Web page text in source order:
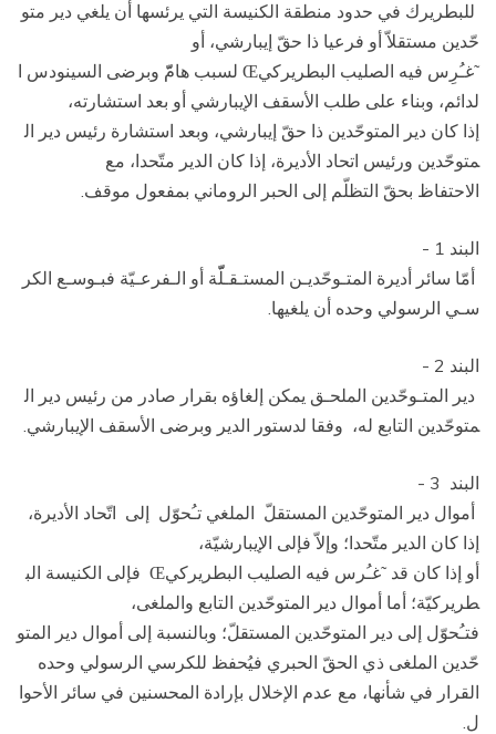
للبطريرك في حدود منطقة الكنيسة التي يرئسها أن يلغي دير متو
حّدين مستقلاّ أو فرعيا ذا حقّ إيبارشي، أو
˜غـُرِس فيه الصليب البطريركيŒ لسبب هامّّ وبرضى السينودس ا
لدائم، وبناء على طلب الأسقف الإيبارشي أو بعد استشارته،
إذا كان دير المتوحّدين ذا حقّ إيبارشي، وبعد استشارة رئيس دير ال
متوحّدين ورئيس اتحاد الأديرة، إذا كان الدير متّحدا، مع
الاحتفاظ بحقّ التظلّم إلى الحبر الروماني بمفعول موقف.
البند 1 ­
أمّا سائر أديرة المتـوحّديـن المستـقـلّّة أو الـفرعـيّة فبـوسـع الكر
سـي الرسولي وحده أن يلغيها.
البند 2 ­
دير المتـوحّدين الملحـق يمكن إلغاؤه بقرار صادر من رئيس دير ال
متوحّدين التابع له، وفقا لدستور الدير وبرضى الأسقف الإيبارشي.
البند 3 ­
أموال دير المتوحّدين المستقلّ الملغي تـُحوّل إلى اتّحاد الأديرة،
إذا كان الدير متّحدا؛ وإلاّ فإلى الإيبارشيّة،
أو إذا كان قد ˜غـُرس فيه الصليب البطريركيŒ فإلى الكنيسة الب
طريركيّة؛ أما أموال دير المتوحّدين التابع والملغى،
فتـُحوّل إلى دير المتوحّدين المستقلّ؛ وبالنسبة إلى أموال دير المتو
حّدين الملغى ذي الحقّ الحبري فيُحفظ للكرسي الرسولي وحده
القرار في شأنها، مع عدم الإخلال بإرادة المحسنين في سائر الأحوا
ل.